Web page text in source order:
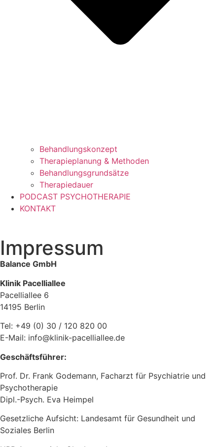
Behandlungskonzept
Therapieplanung & Methoden
Behandlungsgrundsätze
Therapiedauer
PODCAST PSYCHOTHERAPIE
KONTAKT
Impressum
Balance GmbH
Klinik Pacelliallee
Pacelliallee 6
14195 Berlin
Tel: +49 (0) 30 / 120 820 00
E-Mail: info@klinik-pacelliallee.de
Geschäftsführer:
Prof. Dr. Frank Godemann, Facharzt für Psychiatrie und
Psychotherapie
Dipl.-Psych. Eva Heimpel
Gesetzliche Aufsicht: Landesamt für Gesundheit und
Soziales Berlin